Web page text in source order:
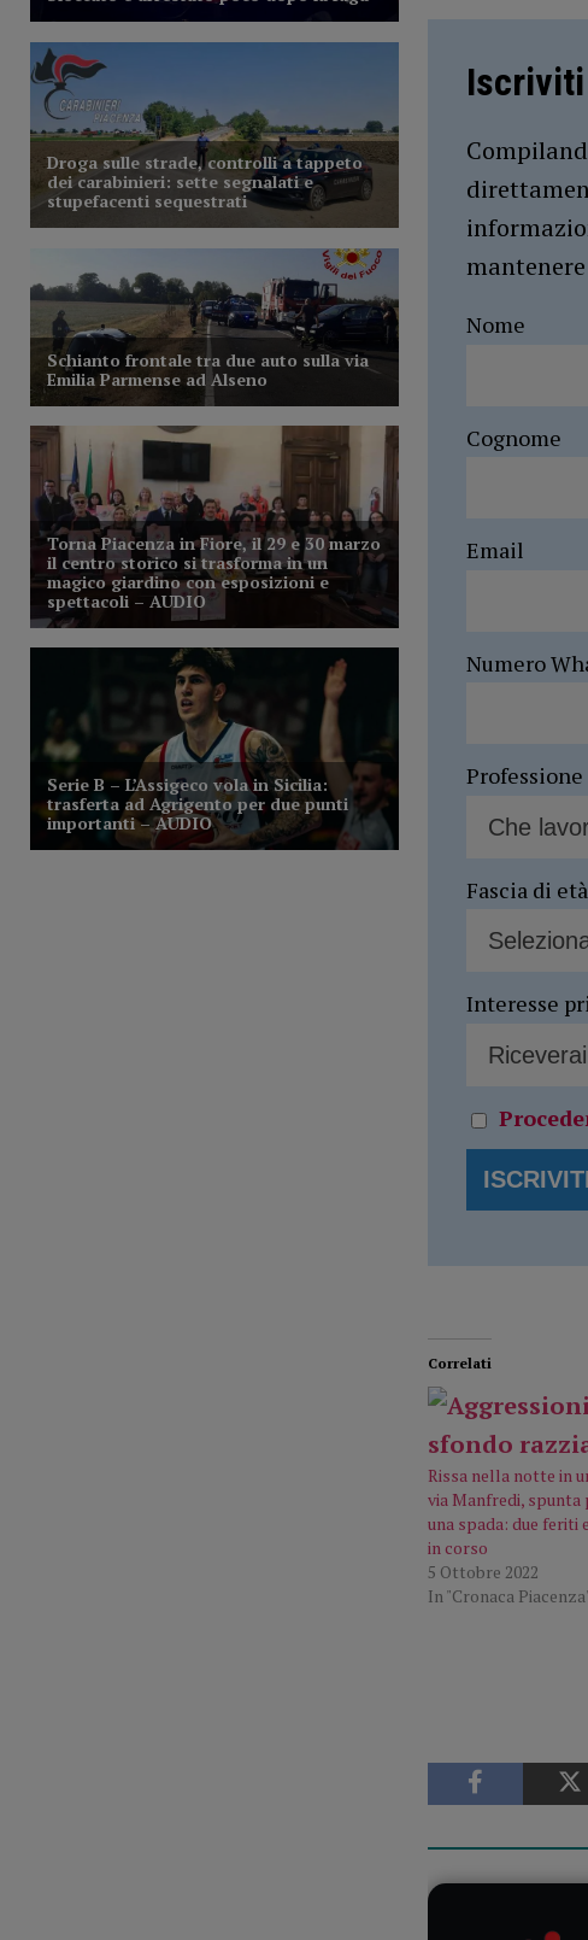
Iscriviti
Nome
Cognome
Email
Numero
Professione
Fascia di età
Interesse
Correlati
Rissa nella notte in
via Manfredi, spunta
una spada: due feriti
in corso
5 Ottobre 2022
In "Cronaca